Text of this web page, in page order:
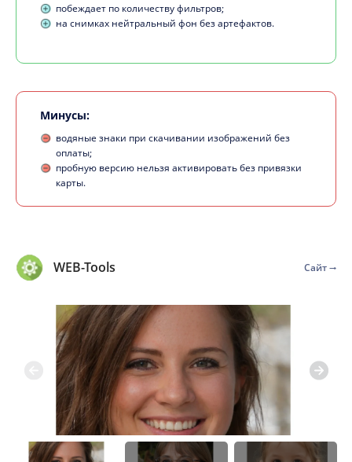
побеждает по количеству фильтров;
на снимках нейтральный фон без артефактов.
Минусы:
водяные знаки при скачивании изображений без
оплаты;
пробную версию нельзя активировать без привязки
карты.
WEB-Tools Сайт